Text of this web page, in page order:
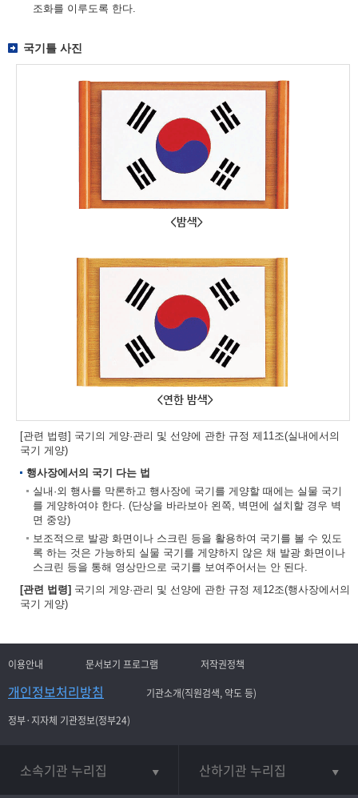
조화를 이루도록 한다.
국기틀 사진
[관련 법령] 국기의 게양·관리 및 선양에 관한 규정 제11조(실내에서의
국기 게양)
행사장에서의 국기 다는 법
실내·외 행사를 막론하고 행사장에 국기를 게양할 때에는 실물 국기
를 게양하여야 한다. (단상을 바라보아 왼쪽, 벽면에 설치할 경우 벽
면 중앙)
보조적으로 발광 화면이나 스크린 등을 활용하여 국기를 볼 수 있도
록 하는 것은 가능하되 실물 국기를 게양하지 않은 채 발광 화면이나
스크린 등을 통해 영상만으로 국기를 보여주어서는 안 된다.
[관련 법령] 국기의 게양·관리 및 선양에 관한 규정 제12조(행사장에서의
국기 게양)
이용안내 문서보기 프로그램 저작권정책
개인정보처리방침
기관소개(직원검색, 약도 등)
정부·지자체 기관정보(정부24)
소속기관 누리집 산하기관 누리집